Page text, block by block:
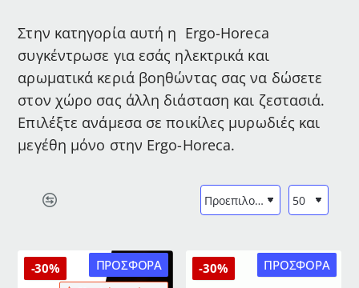
Στην κατηγορία αυτή η Ergo-Horeca
συγκέντρωσε για εσάς ηλεκτρικά και
αρωματικά κεριά βοηθώντας σας να δώσετε
στον χώρο σας άλλη διάσταση και ζεστασιά.
Επιλέξτε ανάμεσα σε ποικίλες μυρωδιές και
μεγέθη μόνο στην Ergo-Horeca.
ΠΡΟΣΦΟΡΆ
-30% ΠΡΟΣΦΟΡΆ
-30%